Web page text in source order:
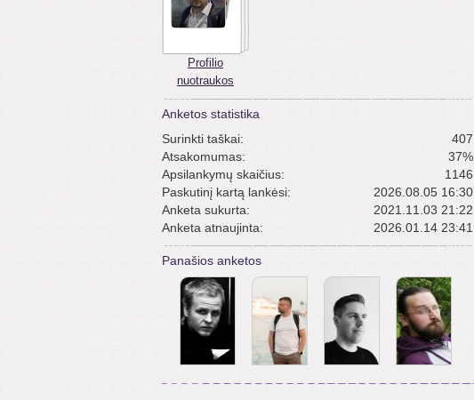
Profilio
nuotraukos
Anketos statistika
Surinkti taškai:
407
Atsakomumas:
37%
Apsilankymų skaičius:
1146
Paskutinį kartą lankėsi:
2026.08.05 16:30
Anketa sukurta:
2021.11.03 21:22
Anketa atnaujinta:
2026.01.14 23:41
Panašios anketos